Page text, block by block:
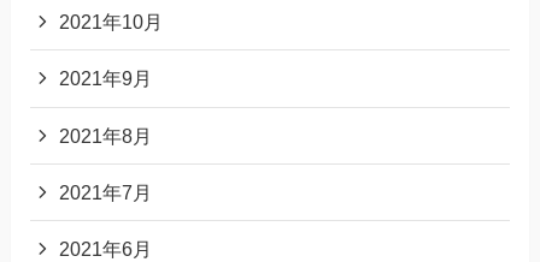
2021年10月
2021年9月
2021年8月
2021年7月
2021年6月